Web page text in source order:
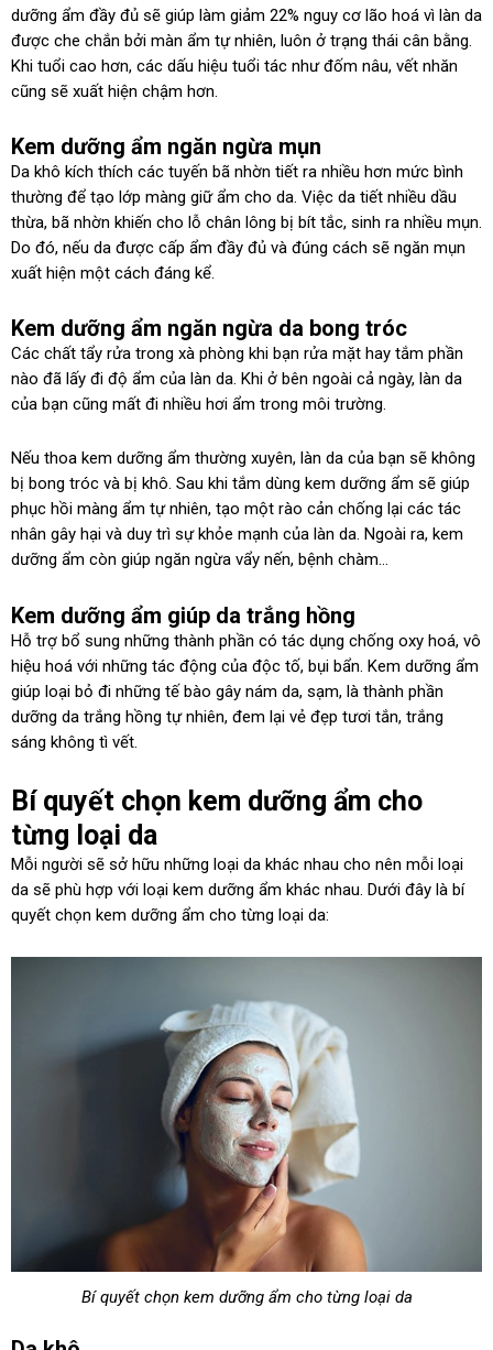
dưỡng ẩm đầy đủ sẽ giúp làm giảm 22% nguy cơ lão hoá vì làn da
được che chắn bởi màn ẩm tự nhiên, luôn ở trạng thái cân bằng.
Khi tuổi cao hơn, các dấu hiệu tuổi tác như đốm nâu, vết nhăn
cũng sẽ xuất hiện chậm hơn.
Kem dưỡng ẩm ngăn ngừa mụn
Da khô kích thích các tuyến bã nhờn tiết ra nhiều hơn mức bình
thường để tạo lớp màng giữ ẩm cho da. Việc da tiết nhiều dầu
thừa, bã nhờn khiến cho lỗ chân lông bị bít tắc, sinh ra nhiều mụn.
Do đó, nếu da được cấp ẩm đầy đủ và đúng cách sẽ ngăn mụn
xuất hiện một cách đáng kể.
Kem dưỡng ẩm ngăn ngừa da bong tróc
Các chất tẩy rửa trong xà phòng khi bạn rửa mặt hay tắm phần
nào đã lấy đi độ ẩm của làn da. Khi ở bên ngoài cả ngày, làn da
của bạn cũng mất đi nhiều hơi ẩm trong môi trường.
Nếu thoa kem dưỡng ẩm thường xuyên, làn da của bạn sẽ không
bị bong tróc và bị khô. Sau khi tắm dùng kem dưỡng ẩm sẽ giúp
phục hồi màng ẩm tự nhiên, tạo một rào cản chống lại các tác
nhân gây hại và duy trì sự khỏe mạnh của làn da. Ngoài ra, kem
dưỡng ẩm còn giúp ngăn ngừa vẩy nến, bệnh chàm…
Kem dưỡng ẩm giúp da trắng hồng
Hỗ trợ bổ sung những thành phần có tác dụng chống oxy hoá, vô
hiệu hoá với những tác động của độc tố, bụi bẩn. Kem dưỡng ẩm
giúp loại bỏ đi những tế bào gây nám da, sạm, là thành phần
dưỡng da trắng hồng tự nhiên, đem lại vẻ đẹp tươi tắn, trắng
sáng không tì vết.
Bí quyết chọn kem dưỡng ẩm cho
từng loại da
Mỗi người sẽ sở hữu những loại da khác nhau cho nên mỗi loại
da sẽ phù hợp với loại kem dưỡng ẩm khác nhau. Dưới đây là bí
quyết chọn kem dưỡng ẩm cho từng loại da:
Bí quyết chọn kem dưỡng ẩm cho từng loại da